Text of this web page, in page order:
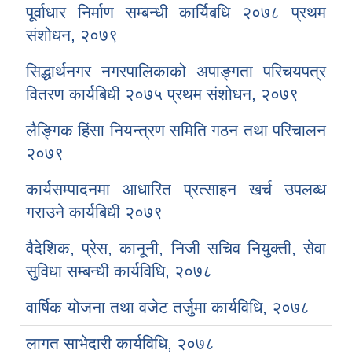
पूर्वाधार निर्माण सम्बन्धी कार्यिबधि २०७८ प्रथम
संशोधन, २०७९
सिद्धार्थनगर नगरपालिकाको अपाङ्गता परिचयपत्र
वितरण कार्यबिधी २०७५ प्रथम संशोधन, २०७९
लैङ्गिक हिंसा नियन्त्रण समिति गठन तथा परिचालन
२०७९
कार्यसम्पादनमा आधारित प्रत्साहन खर्च उपलब्ध
गराउने कार्यबिधी २०७९
वैदेशिक, प्रेस, कानूनी, निजी सचिव नियुक्ती, सेवा
सुविधा सम्बन्धी कार्यविधि, २०७८
वार्षिक योजना तथा वजेट तर्जुमा कार्यविधि, २०७८
लागत साभेदारी कार्यविधि, २०७८